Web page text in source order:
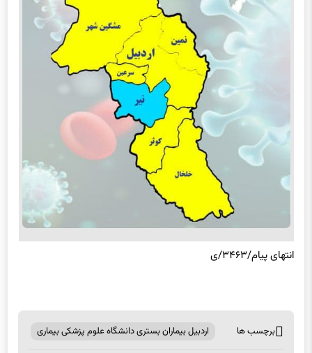
انتهای پیام/۳۴۶۳/ی
برچسب ها اردبیل بیماران بستری دانشگاه علوم پزشکی بیماری